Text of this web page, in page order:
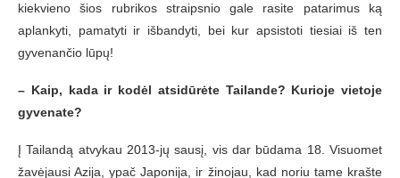
kiekvieno šios rubrikos straipsnio gale rasite patarimus ką
aplankyti, pamatyti ir išbandyti, bei kur apsistoti tiesiai iš ten
gyvenančio lūpų!
– Kaip, kada ir kodėl atsidūrėte Tailande? Kurioje vietoje
gyvenate?
Į Tailandą atvykau 2013-jų sausį, vis dar būdama 18. Visuomet
žavėjausi Azija, ypač Japonija, ir žinojau, kad noriu tame krašte